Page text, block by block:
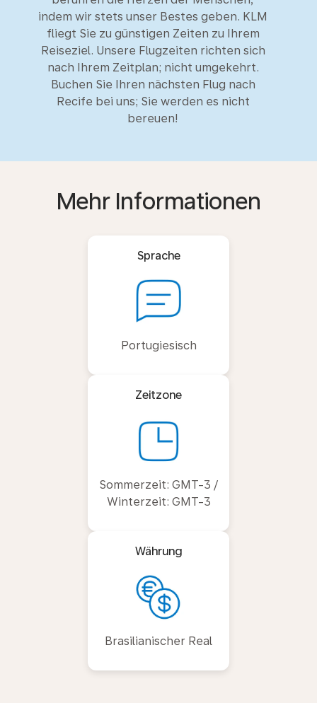
indem wir stets unser Bestes geben. KLM
fliegt Sie zu günstigen Zeiten zu Ihrem
Reiseziel. Unsere Flugzeiten richten sich
nach Ihrem Zeitplan; nicht umgekehrt.
Buchen Sie Ihren nächsten Flug nach
Recife bei uns; Sie werden es nicht
bereuen!
Mehr Informationen
Sprache
Portugiesisch
Zeitzone
Sommerzeit: GMT-3 /
Winterzeit: GMT-3
Währung
Brasilianischer Real